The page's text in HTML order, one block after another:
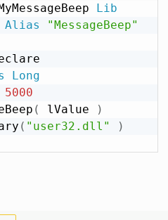
Lib
Alias
"MessageBeep"
Long
5000
( lValue
)
( "user32.dll"
)